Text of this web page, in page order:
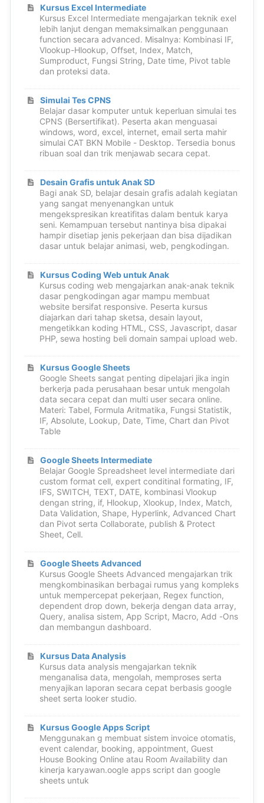
Kursus Excel Intermediate
Kursus Excel Intermediate mengajarkan teknik exel
lebih lanjut dengan memaksimalkan penggunaan
function secara advanced. Misalnya: Kombinasi IF,
Vlookup-Hlookup, Offset, Index, Match,
Sumproduct, Fungsi String, Date time, Pivot table
dan proteksi data.
Simulai Tes CPNS
Belajar dasar komputer untuk keperluan simulai tes
CPNS (Bersertifikat). Peserta akan menguasai
windows, word, excel, internet, email serta mahir
simulai CAT BKN Mobile - Desktop. Tersedia bonus
ribuan soal dan trik menjawab secara cepat.
Desain Grafis untuk Anak SD
Bagi anak SD, belajar desain grafis adalah kegiatan
yang sangat menyenangkan untuk
mengekspresikan kreatifitas dalam bentuk karya
seni. Kemampuan tersebut nantinya bisa dipakai
hampir disetiap jenis pekerjaan dan bisa dijadikan
dasar untuk belajar animasi, web, pengkodingan.
Kursus Coding Web untuk Anak
Kursus coding web mengajarkan anak-anak teknik
dasar pengkodingan agar mampu membuat
website bersifat responsive. Peserta kursus
diajarkan dari tahap sketsa, desain layout,
mengetikkan koding HTML, CSS, Javascript, dasar
PHP, sewa hosting beli domain sampai upload web.
Kursus Google Sheets
Google Sheets sangat penting dipelajari jika ingin
berkerja pada perusahaan besar untuk mengolah
data secara cepat dan multi user secara online.
Materi: Tabel, Formula Aritmatika, Fungsi Statistik,
IF, Absolute, Lookup, Date, Time, Chart dan Pivot
Table
Google Sheets Intermediate
Belajar Google Spreadsheet level intermediate dari
custom format cell, expert conditinal formating, IF,
IFS, SWITCH, TEXT, DATE, kombinasi Vlookup
dengan string, if, Hlookup, Xlookup, Index, Match,
Data Validation, Shape, Hyperlink, Advanced Chart
dan Pivot serta Collaborate, publish & Protect
Sheet, Cell.
Google Sheets Advanced
Kursus Google Sheets Advanced mengajarkan trik
mengkombinasikan berbagai rumus yang kompleks
untuk mempercepat pekerjaan, Regex function,
dependent drop down, bekerja dengan data array,
Query, analisa sistem, App Script, Macro, Add -Ons
dan membangun dashboard.
Kursus Data Analysis
Kursus data analysis mengajarkan teknik
menganalisa data, mengolah, memproses serta
menyajikan laporan secara cepat berbasis google
sheet serta looker studio.
Kursus Google Apps Script
Menggunakan g membuat sistem invoice otomatis,
event calendar, booking, appointment, Guest
House Booking Online atau Room Availability dan
kinerja karyawan.oogle apps script dan google
sheets untuk